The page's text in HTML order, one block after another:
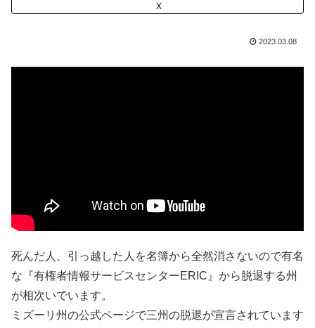
X
2023.03.08
死んだ人、引っ越した人を名簿から全然消さないので有名
な『有権者情報サービスセンターERIC』から脱退する州
が相次いでいます。
ミズーリ州の公式ページで三州の脱退が宣言されています